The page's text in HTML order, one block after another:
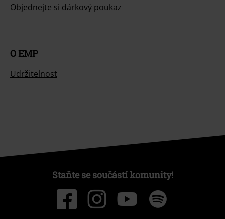
Objednejte si dárkový poukaz
O EMP
Udržitelnost
Staňte se součástí komunity!